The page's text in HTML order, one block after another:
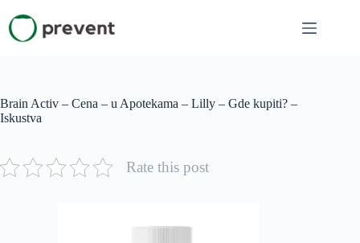
content
Brain Activ – Cena – u Apotekama – Lilly – Gde kupiti? –
Iskustva
Rate this post